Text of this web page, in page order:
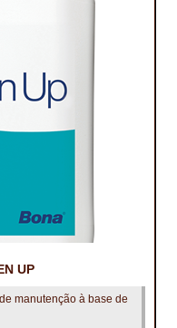
UP
manutenção à base de